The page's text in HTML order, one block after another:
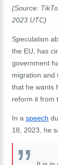
(Source:
2023 UTC)
Speculation
the EU, has
government
migration and
that he wants
reform it from
In a speech
18, 2023, he